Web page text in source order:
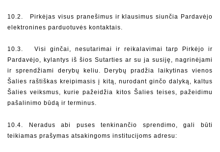
10.2.   Pirkėjas visus pranešimus ir klausimus siunčia Pardavėjo
elektronines parduotuvės kontaktais.
10.3.   Visi ginčai, nesutarimai ir reikalavimai tarp Pirkėjo ir
Pardavėjo, kylantys iš šios Sutarties ar su ja susiję, nagrinėjami
ir sprendžiami derybų keliu. Derybų pradžia laikytinas vienos
Šalies raštiškas kreipimasis į kitą, nurodant ginčo dalyką, kaltus
Šalies veiksmus, kurie pažeidžia kitos Šalies teises, pažeidimu
pašalinimo būdą ir terminus.
10.4. Neradus abi puses tenkinančio sprendimo, gali būti
teikiamas prašymas atsakingoms institucijoms adresu: